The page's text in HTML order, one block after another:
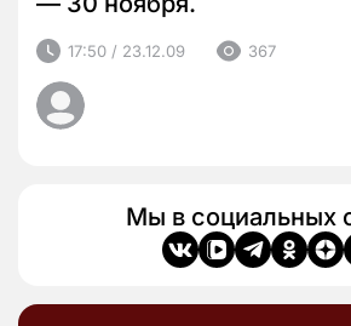
17:50 / 23.12.09 367
Мы в социальных